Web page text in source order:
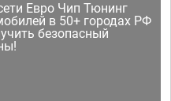
Евро Чип Тюнинг
в 50+ городах РФ
безопасный